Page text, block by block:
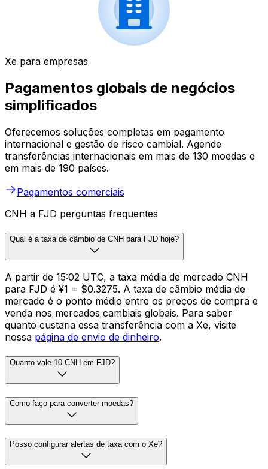
Xe para empresas
Pagamentos globais de negócios
simplificados
Oferecemos soluções completas em pagamento
internacional e gestão de risco cambial. Agende
transferências internacionais em mais de 130 moedas e
em mais de 190 países.
Pagamentos comerciais
CNH a FJD perguntas frequentes
Qual é a taxa de câmbio de CNH para FJD hoje?
A partir de 15:02 UTC, a taxa média de mercado CNH
para FJD é ¥1 = $0.3275. A taxa de câmbio média de
mercado é o ponto médio entre os preços de compra e
venda nos mercados cambiais globais. Para saber
quanto custaria essa transferência com a Xe, visite
nossa página de envio de dinheiro.
Quanto vale 10 CNH em FJD?
Como faço para converter moedas?
Posso configurar alertas de taxa com o Xe?